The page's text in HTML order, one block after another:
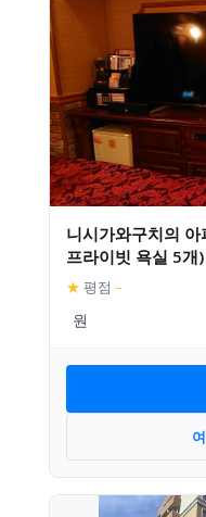
니시가와구치의
프라이빗 욕실 5개)
★ 평점 –